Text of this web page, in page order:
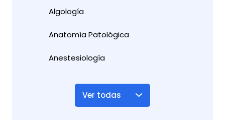
Algología
Anatomía Patológica
Anestesiología
Ver todas